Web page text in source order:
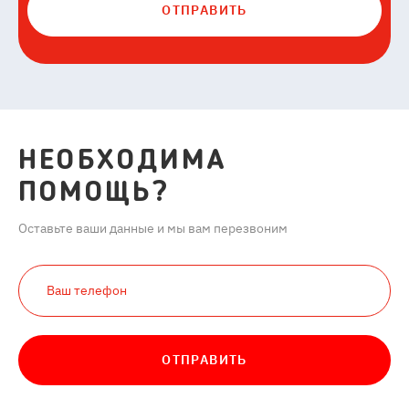
ОТПРАВИТЬ
НЕОБХОДИМА
ПОМОЩЬ?
Оставьте ваши данные и мы вам перезвоним
ОТПРАВИТЬ